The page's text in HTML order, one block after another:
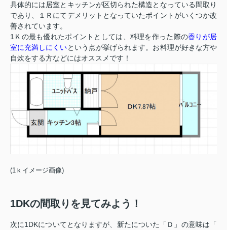
具体的には居室とキッチンが区切られた構造となっている間取り
であり、１Ｒにてデメリットとなっていたポイントがいくつか改
善されています。
1Ｋの最も優れたポイントとしては、料理を作った際の香りが居
室に充満しにくいという点が挙げられます。お料理が好きな方や
自炊をする方などにはオススメです！
(1ｋイメージ画像)
1DKの間取りを見てみよう！
次に1DKについてとなりますが、新たについた「Ｄ」の意味は「